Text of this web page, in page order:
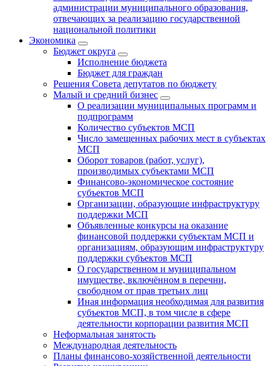
администрации муниципального образования,
отвечающих за реализацию государственной
национальной политики
Экономика
Бюджет округa
Исполнение бюджета
Бюджет для граждан
Решения Совета депутатов по бюджету
Малый и средний бизнес
О реализации муниципальных программ и
подпрограмм
Количество субъектов МСП
Число замещенных рабочих мест в субъектах
МСП
Оборот товаров (работ, услуг),
производимых субъектами МСП
Финансово-экономическое состояние
субъектов МСП
Организации, образующие инфраструктуру
поддержки МСП
Объявленные конкурсы на оказание
финансовой поддержки субъектам МСП и
организациям, образующим инфраструктуру
поддержки субъектов МСП
О государственном и муниципальном
имуществе, включённом в перечни,
свободном от прав третьих лиц
Иная информация необходимая для развития
субъектов МСП, в том числе в сфере
деятельности корпорации развития МСП
Неформальная занятость
Международная деятельность
Планы финансово-хозяйственной деятельности